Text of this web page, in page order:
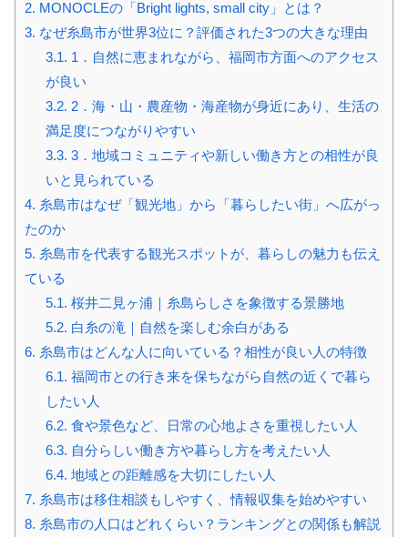
2. MONOCLEの「Bright lights, small city」とは？
3. なぜ糸島市が世界3位に？評価された3つの大きな理由
3.1. 1．自然に恵まれながら、福岡市方面へのアクセス
が良い
3.2. 2．海・山・農産物・海産物が身近にあり、生活の
満足度につながりやすい
3.3. 3．地域コミュニティや新しい働き方との相性が良
いと見られている
4. 糸島市はなぜ「観光地」から「暮らしたい街」へ広がっ
たのか
5. 糸島市を代表する観光スポットが、暮らしの魅力も伝え
ている
5.1. 桜井二見ヶ浦｜糸島らしさを象徴する景勝地
5.2. 白糸の滝｜自然を楽しむ余白がある
6. 糸島市はどんな人に向いている？相性が良い人の特徴
6.1. 福岡市との行き来を保ちながら自然の近くで暮ら
したい人
6.2. 食や景色など、日常の心地よさを重視したい人
6.3. 自分らしい働き方や暮らし方を考えたい人
6.4. 地域との距離感を大切にしたい人
7. 糸島市は移住相談もしやすく、情報収集を始めやすい
8. 糸島市の人口はどれくらい？ランキングとの関係も解説